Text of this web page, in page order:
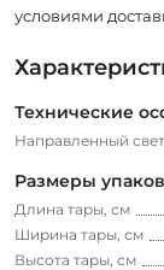
условиями
Технические
Направленный свет
Размеры
Длина тары, см
Ширина тары, см
Высота тары, см